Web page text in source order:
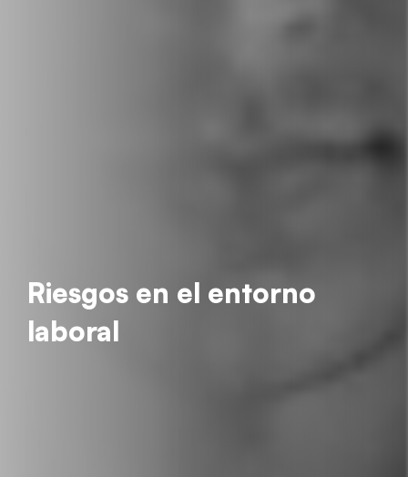
Riesgos en el entorno
laboral